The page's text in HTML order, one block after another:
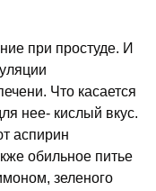
при простуде. И
Что касается
нее- кислый вкус.
аспирин
обильное питье
зеленого